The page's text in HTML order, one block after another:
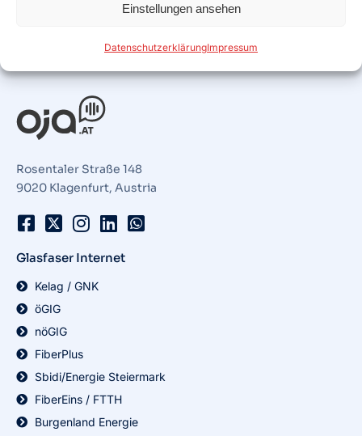
Einstellungen ansehen
DatenschutzerklärungImpressum
Rosentaler Straße 148
9020 Klagenfurt, Austria
Glasfaser Internet
Kelag / GNK
öGIG
nöGIG
FiberPlus
Sbidi/Energie Steiermark
FiberEins / FTTH
Burgenland Energie